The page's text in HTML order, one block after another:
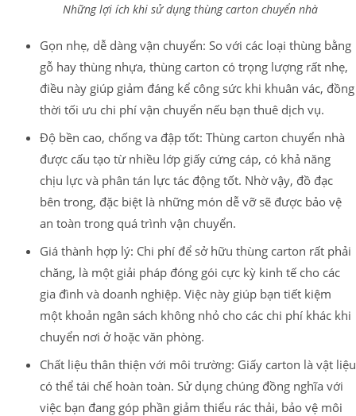
Những lợi ích khi sử dụng thùng carton chuyển nhà
Gọn nhẹ, dễ dàng vận chuyển: So với các loại thùng bằng
gỗ hay thùng nhựa, thùng carton có trọng lượng rất nhẹ,
điều này giúp giảm đáng kể công sức khi khuân vác, đồng
thời tối ưu chi phí vận chuyển nếu bạn thuê dịch vụ.
Độ bền cao, chống va đập tốt: Thùng carton chuyển nhà
được cấu tạo từ nhiều lớp giấy cứng cáp, có khả năng
chịu lực và phân tán lực tác động tốt. Nhờ vậy, đồ đạc
bên trong, đặc biệt là những món dễ vỡ sẽ được bảo vệ
an toàn trong quá trình vận chuyển.
Giá thành hợp lý: Chi phí để sở hữu thùng carton rất phải
chăng, là một giải pháp đóng gói cực kỳ kinh tế cho các
gia đình và doanh nghiệp. Việc này giúp bạn tiết kiệm
một khoản ngân sách không nhỏ cho các chi phí khác khi
chuyển nơi ở hoặc văn phòng.
Chất liệu thân thiện với môi trường: Giấy carton là vật liệu
có thể tái chế hoàn toàn. Sử dụng chúng đồng nghĩa với
việc bạn đang góp phần giảm thiểu rác thải, bảo vệ môi